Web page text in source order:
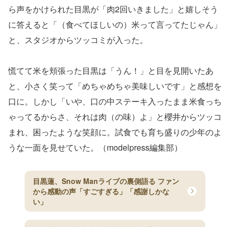
ら声をかけられた目黒が「肉2回いきました」と嬉しそう
に答えると「（食べてほしいの）米って言ってたじゃん」
と、スタジオからツッコミが入った。
慌てて米を頬張った目黒は「うん！」と目を見開いたあ
と、小さく笑って「めちゃめちゃ美味しいです」と感想を
口に。しかし「いや、口の中ステーキ入ったまま米食っち
ゃってるからさ、それは肉（の味）よ」と櫻井からツッコ
まれ、困ったような笑顔に。試食でも育ち盛りの少年のよ
うな一面を見せていた。（modelpress編集部）
目黒蓮、Snow Manライブの裏側語る ファン
から感動の声「すごすぎる」「感謝しかな
い」